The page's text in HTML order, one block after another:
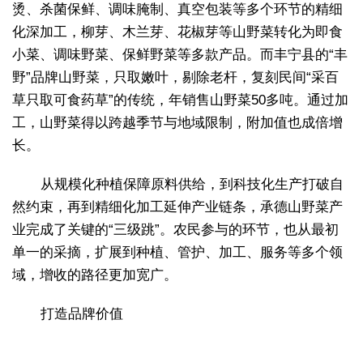
烫、杀菌保鲜、调味腌制、真空包装等多个环节的精细
化深加工，柳芽、木兰芽、花椒芽等山野菜转化为即食
小菜、调味野菜、保鲜野菜等多款产品。而丰宁县的“丰
野”品牌山野菜，只取嫩叶，剔除老杆，复刻民间“采百
草只取可食药草”的传统，年销售山野菜50多吨。通过加
工，山野菜得以跨越季节与地域限制，附加值也成倍增
长。
从规模化种植保障原料供给，到科技化生产打破自
然约束，再到精细化加工延伸产业链条，承德山野菜产
业完成了关键的“三级跳”。农民参与的环节，也从最初
单一的采摘，扩展到种植、管护、加工、服务等多个领
域，增收的路径更加宽广。
打造品牌价值